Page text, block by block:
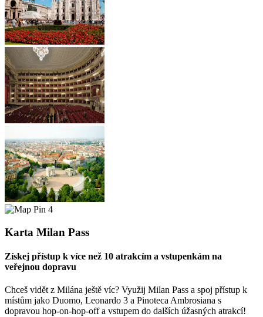
4
Karta Milan Pass
Získej přístup k více než 10 atrakcím a vstupenkám na
veřejnou dopravu
Chceš vidět z Milána ještě víc? Využij Milan Pass a spoj přístup k
místům jako Duomo, Leonardo 3 a Pinoteca Ambrosiana s
dopravou hop-on-hop-off a vstupem do dalších úžasných atrakcí!